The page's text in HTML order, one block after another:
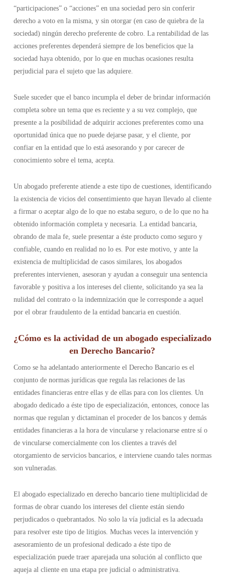
“participaciones” o “acciones” en una sociedad pero sin conferir
derecho a voto en la misma, y sin otorgar (en caso de quiebra de la
sociedad) ningún derecho preferente de cobro. La rentabilidad de las
acciones preferentes dependerá siempre de los beneficios que la
sociedad haya obtenido, por lo que en muchas ocasiones resulta
perjudicial para el sujeto que las adquiere.
Suele suceder que el banco incumpla el deber de brindar información
completa sobre un tema que es reciente y a su vez complejo, que
presente a la posibilidad de adquirir acciones preferentes como una
oportunidad única que no puede dejarse pasar, y el cliente, por
confiar en la entidad que lo está asesorando y por carecer de
conocimiento sobre el tema, acepta.
Un abogado preferenteatiende a este tipo de cuestiones, identificando
la existencia de vicios del consentimiento que hayan llevado al cliente
a firmar o aceptar algo de lo que no estaba seguro, o de lo que no ha
obtenido información completa y necesaria. La entidad bancaria,
obrando de mala fe, suele presentar a éste producto como seguro y
confiable, cuando en realidad no lo es. Por este motivo, y ante la
existencia de multiplicidad de casos similares, los abogados
preferentes intervienen, asesoran y ayudan a conseguir una sentencia
favorable y positiva a los intereses del cliente, solicitando ya sea la
nulidad del contrato o la indemnización que le corresponde a aquel
por el obrar fraudulento de la entidad bancaria en cuestión.
¿Cómo es la actividad de un abogado especializado
en Derecho Bancario?
Como se ha adelantado anteriormente el Derecho Bancarioes el
conjunto de normas jurídicas que regula las relaciones de las
entidades financieras entre ellas y de ellas para con los clientes. Un
abogado dedicado a éste tipo de especialización, entonces, conoce las
normas que regulan y dictaminan el proceder de los bancos y demás
entidades financieras a la hora de vincularse y relacionarse entre sí o
de vincularse comercialmente con los clientes a través del
otorgamiento de servicios bancarios, e interviene cuando tales normas
son vulneradas.
El abogado especializado en derecho bancario tiene multiplicidad de
formas de obrar cuando los intereses del cliente están siendo
perjudicados o quebrantados. No solo la vía judicial es la adecuada
para resolver este tipo de litigios. Muchas veces la intervención y
asesoramiento de un profesional dedicado a éste tipo de
especialización puede traer aparejada una solución al conflicto que
aqueja al cliente en una etapa pre judicial o administrativa.